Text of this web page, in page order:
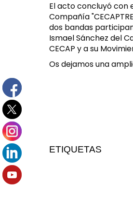
El acto concluyó con
Compañía
dos bandas
Ismael Sánchez del
CECAP y a su
Os dejamos una
ETIQUETAS